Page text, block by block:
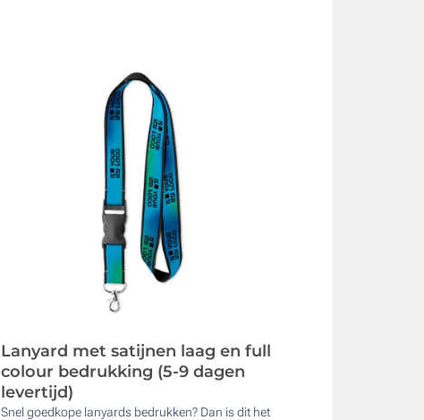
Lanyard met satijnen laag en full
colour bedrukking (5-9 dagen
levertijd)
Snel goedkope lanyards bedrukken? Dan is dit het